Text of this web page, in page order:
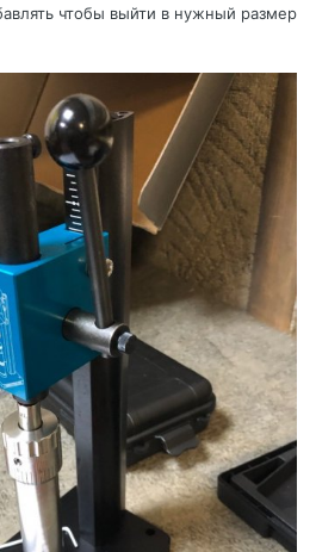
чтобы выйти в нужный размер